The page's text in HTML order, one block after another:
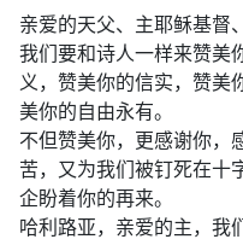
亲爱的天父、主耶稣基督
我们要和诗人一样来赞美
义，赞美你的信实，赞美
美你的自由永有。
不但赞美你，更感谢你，
苦，又为我们被钉死在十
企盼着你的再来。
哈利路亚，亲爱的主，我